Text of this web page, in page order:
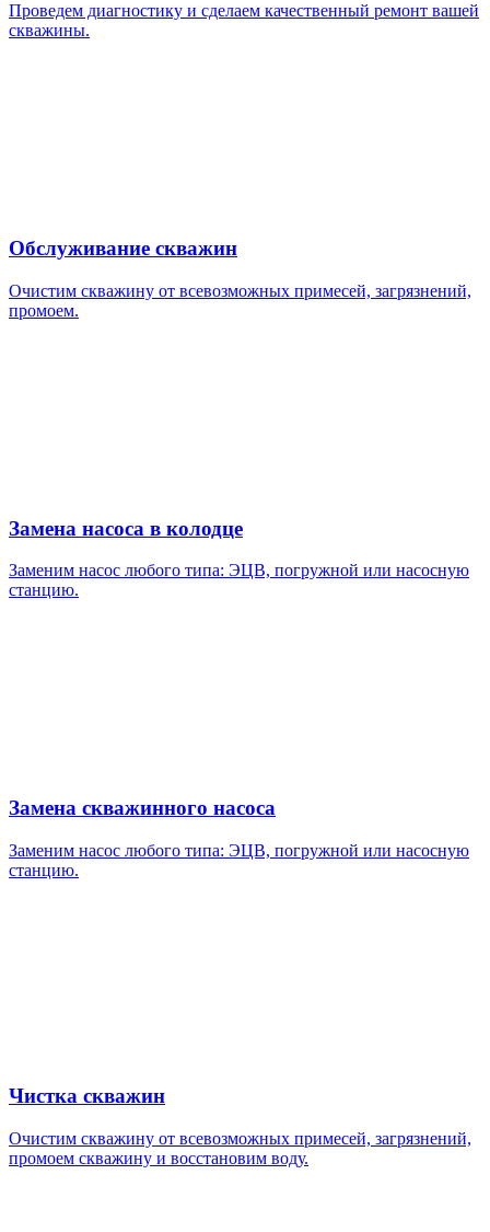
Проведем диагностику и сделаем качественный ремонт вашей
скважины.
Обслуживание скважин
Очистим скважину от всевозможных примесей, загрязнений,
промоем.
Замена насоса в колодце
Заменим насос любого типа: ЭЦВ, погружной или насосную
станцию.
Замена скважинного насоса
Заменим насос любого типа: ЭЦВ, погружной или насосную
станцию.
Чистка скважин
Очистим скважину от всевозможных примесей, загрязнений,
промоем скважину и восстановим воду.